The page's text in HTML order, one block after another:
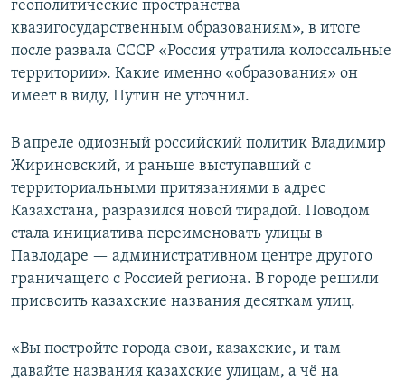
геополитические пространства
квазигосударственным образованиям», в итоге
после развала СССР «Россия утратила колоссальные
территории». Какие именно «образования» он
имеет в виду, Путин не уточнил.
В апреле одиозный российский политик Владимир
Жириновский, и раньше выступавший с
территориальными притязаниями в адрес
Казахстана, разразился новой тирадой. Поводом
стала инициатива переименовать улицы в
Павлодаре — административном центре другого
граничащего с Россией региона. В городе решили
присвоить казахские названия десяткам улиц.
«Вы постройте города свои, казахские, и там
давайте названия казахские улицам, а чё на